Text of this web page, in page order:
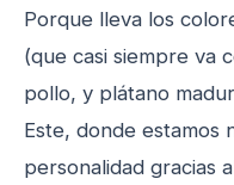
Porque lleva los
(que casi siempre va
pollo, y plátano
Este, donde estamos
personalidad gracias